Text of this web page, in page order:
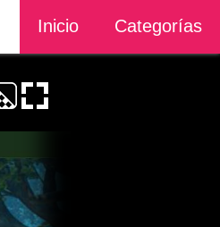
Inicio Categorías